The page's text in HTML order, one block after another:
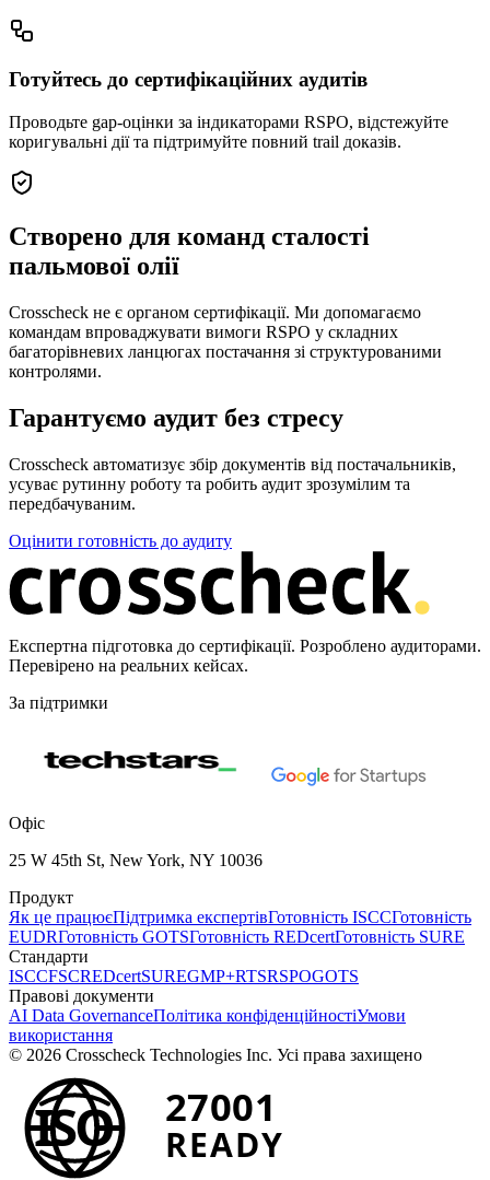
Готуйтесь до сертифікаційних аудитів
Проводьте gap-оцінки за індикаторами RSPO, відстежуйте
коригувальні дії та підтримуйте повний trail доказів.
Створено для команд сталості
пальмової олії
Crosscheck не є органом сертифікації. Ми допомагаємо
командам впроваджувати вимоги RSPO у складних
багаторівневих ланцюгах постачання зі структурованими
контролями.
Гарантуємо аудит без стресу
Crosscheck автоматизує збір документів від постачальників,
усуває рутинну роботу та робить аудит зрозумілим та
передбачуваним.
Оцінити готовність до аудиту
Експертна підготовка до сертифікації. Розроблено аудиторами.
Перевірено на реальних кейсах.
За підтримки
Офіс
25 W 45th St, New York, NY 10036
Продукт
Як це працюєПідтримка експертівГотовність ISCCГотовність
EUDRГотовність GOTSГотовність REDcertГотовність SURE
Стандарти
ISCCFSCREDcertSUREGMP+RTSRSPOGOTS
Правові документи
AI Data GovernanceПолітика конфіденційностіУмови
використання
© 2026 Crosscheck Technologies Inc. Усі права захищено
ISO 27001
READY